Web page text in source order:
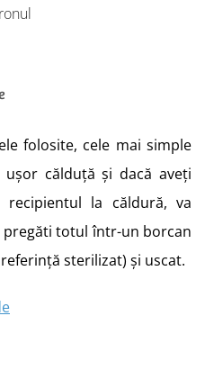
folosite, cele mai simple
călduță și dacă aveți
la căldură, va
totul într-un borcan
sterilizat) și uscat.